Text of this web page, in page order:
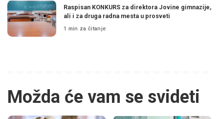
Raspisan KONKURS za direktora Jovine gimnazije,
ali i za druga radna mesta u prosveti
1 min za čitanje
Možda će vam se svideti